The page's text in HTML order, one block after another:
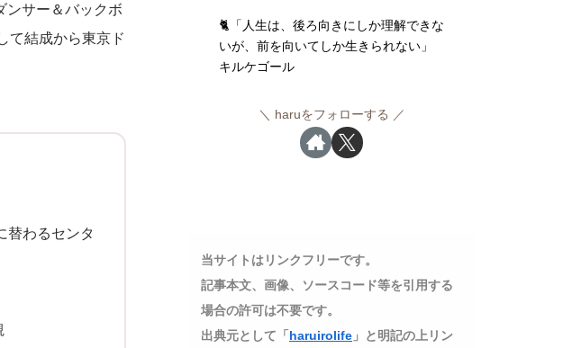
ンサー＆バックボ
て結成から東京ド
替わるセンタ
🐈「人生は、後ろ向きにしか理解できな
いが、前を向いてしか生きられない」
キルケゴール
haruをフォローする
当サイトはリンクフリーです。
記事本文、画像、ソースコード等を引用する
場合の許可は不要です。
出典元として「 haruirolife 」と明記の上リン